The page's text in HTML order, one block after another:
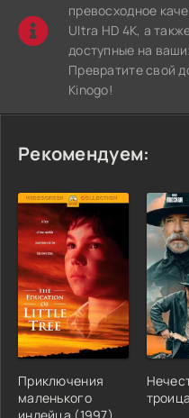
превосходное
Ultra HD 4K, а
доступные на
Превратите свой
Kinogo!
Рекомендуем:
Приключения
маленького